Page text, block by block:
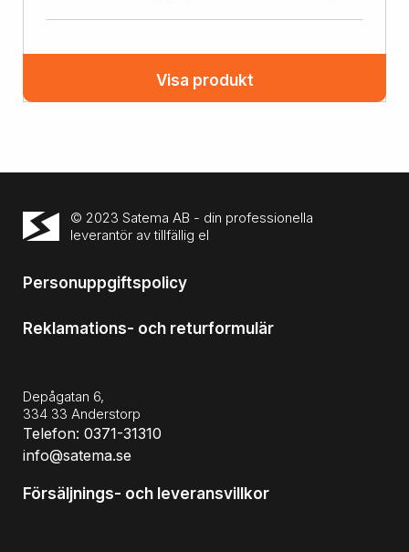
Visa produkt
© 2023 Satema AB - din professionella
leverantör av tillfällig el
Personuppgiftspolicy
Reklamations- och returformulär
Depågatan 6,
334 33 Anderstorp
Telefon: 0371-31310
info@satema.se
Försäljnings- och leveransvillkor